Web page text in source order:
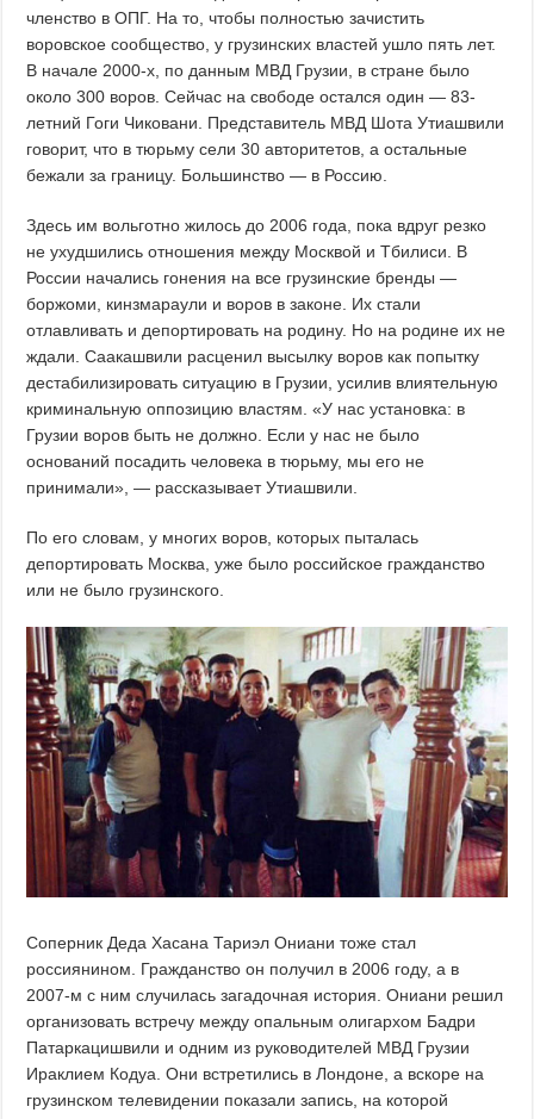
членство в OПГ. На то, чтобы полностью зачистить
воровское сообщество, у грузинских властей ушло пять лет.
В начале 2000-х, по данным МВД Грузии, в стране было
около 300 воров. Сейчас на свободе остался один — 83-
летний Гоги Чиковани. Представитель МВД Шота Утиашвили
говорит, что в тюрьму сели 30 авторитетов, а остальные
бежали за границу. Большинство — в Россию.
Здесь им вольготно жилось до 2006 года, пока вдруг резко
не ухудшились отношения между Москвой и Тбилиси. В
России начались гонения на все грузинские бренды —
боржоми, кинзмараули и воров в законе. Их стали
отлавливать и депортировать на родину. Но на родине их не
ждали. Саакашвили расценил высылку воров как попытку
дестабилизировать ситуацию в Грузии, усилив влиятельную
криминальную оппозицию властям. «У нас установка: в
Грузии воров быть не должно. Если у нас не было
оснований посадить человека в тюрьму, мы его не
принимали», — рассказывает Утиашвили.
По его словам, у многих воров, которых пыталась
депортировать Москва, уже было российское гражданство
или не было грузинского.
Соперник Деда Хасана Тариэл Ониани тоже стал
россиянином. Гражданство он получил в 2006 году, а в
2007-м с ним случилась загадочная история. Ониани решил
организовать встречу между опальным олигархом Бадри
Патаркацишвили и одним из руководителей МВД Грузии
Ираклием Кодуа. Они встретились в Лондоне, а вскоре на
грузинском телевидении показали запись, на которой